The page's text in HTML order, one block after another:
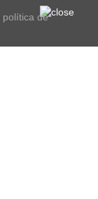
política de